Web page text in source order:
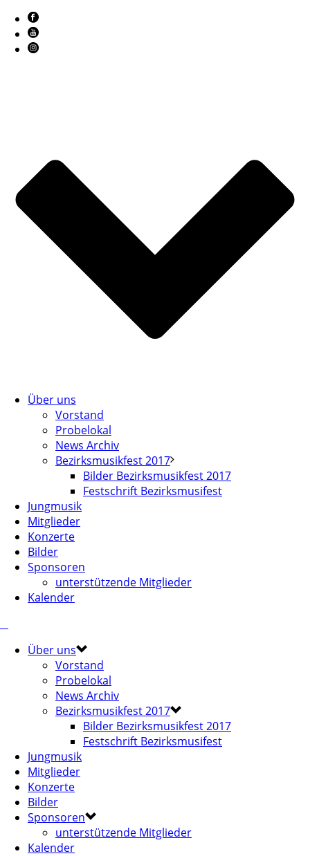
Über uns
Vorstand
Probelokal
News Archiv
Bezirksmusikfest 2017
Bilder Bezirksmusikfest 2017
Festschrift Bezirksmusifest
Jungmusik
Mitglieder
Konzerte
Bilder
Sponsoren
unterstützende Mitglieder
Kalender
Über uns
Vorstand
Probelokal
News Archiv
Bezirksmusikfest 2017
Bilder Bezirksmusikfest 2017
Festschrift Bezirksmusifest
Jungmusik
Mitglieder
Konzerte
Bilder
Sponsoren
unterstützende Mitglieder
Kalender